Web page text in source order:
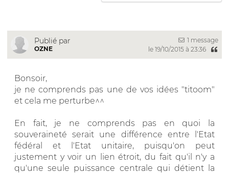
Publié par
OZNE
1 message
le 19/10/2015 à 23:36
Bonsoir,
je ne comprends pas une de vos idées "titoom"
et cela me perturbe^^
En fait, je ne comprends pas en quoi la
souveraineté serait une différence entre l'Etat
fédéral et l'Etat unitaire, puisqu'on peut
justement y voir un lien étroit, du fait qu'il n'y a
qu'une seule puissance centrale qui détient la